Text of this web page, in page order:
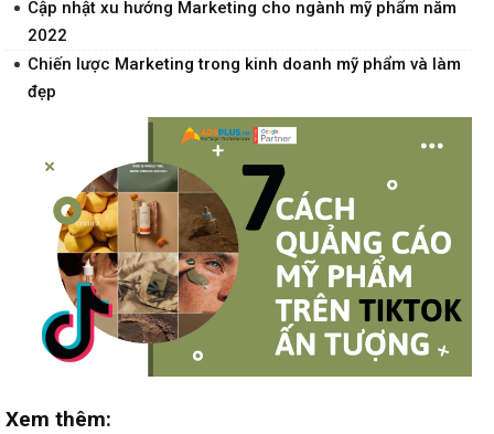
Cập nhật xu hướng Marketing cho ngành mỹ phẩm năm
2022
Chiến lược Marketing trong kinh doanh mỹ phẩm và làm
đẹp
Xem thêm: